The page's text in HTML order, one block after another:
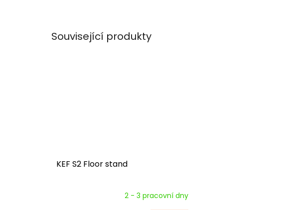
Související produkty
KEF S2 Floor stand
2 - 3 pracovní dny